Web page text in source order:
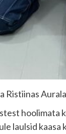
Ristiinas
laulsid